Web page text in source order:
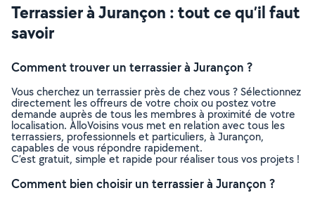
Terrassier à Jurançon : tout ce qu’il faut
savoir
Comment trouver un terrassier à Jurançon ?
Vous cherchez un terrassier près de chez vous ? Sélectionnez
directement les offreurs de votre choix ou postez votre
demande auprès de tous les membres à proximité de votre
localisation. AlloVoisins vous met en relation avec tous les
terrassiers, professionnels et particuliers, à Jurançon,
capables de vous répondre rapidement.
C’est gratuit, simple et rapide pour réaliser tous vos projets !
Comment bien choisir un terrassier à Jurançon ?